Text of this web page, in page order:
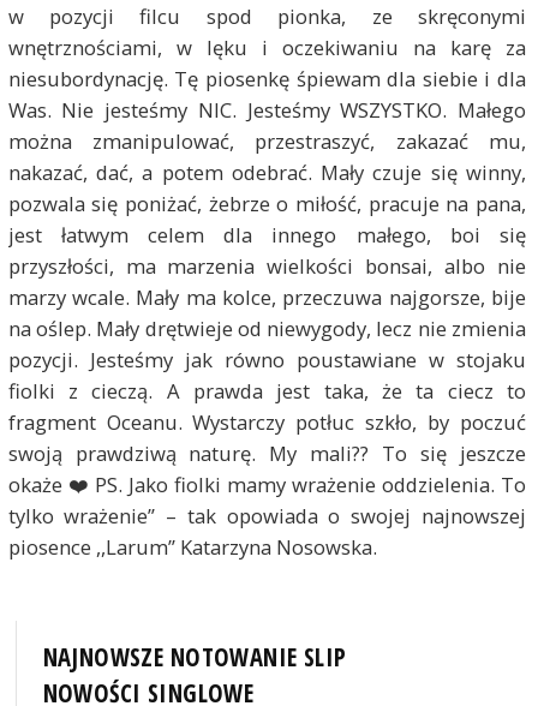
w pozycji filcu spod pionka, ze skręconymi
wnętrznościami, w lęku i oczekiwaniu na karę za
niesubordynację. Tę piosenkę śpiewam dla siebie i dla
Was. Nie jesteśmy NIC. Jesteśmy WSZYSTKO. Małego
można zmanipulować, przestraszyć, zakazać mu,
nakazać, dać, a potem odebrać. Mały czuje się winny,
pozwala się poniżać, żebrze o miłość, pracuje na pana,
jest łatwym celem dla innego małego, boi się
przyszłości, ma marzenia wielkości bonsai, albo nie
marzy wcale. Mały ma kolce, przeczuwa najgorsze, bije
na oślep. Mały drętwieje od niewygody, lecz nie zmienia
pozycji. Jesteśmy jak równo poustawiane w stojaku
fiolki z cieczą. A prawda jest taka, że ta ciecz to
fragment Oceanu. Wystarczy potłuc szkło, by poczuć
swoją prawdziwą naturę. My mali?? To się jeszcze
okaże ❤️ PS. Jako fiolki mamy wrażenie oddzielenia. To
tylko wrażenie” – tak opowiada o swojej najnowszej
piosence ,,Larum” Katarzyna Nosowska.
NAJNOWSZE NOTOWANIE SLIP
NOWOŚCI SINGLOWE